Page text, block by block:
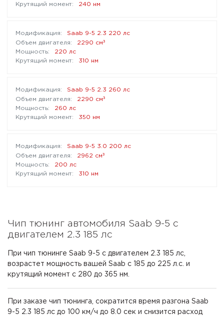
240 нм
Saab 9-5 2.3 220 лс
2290 см³
220 лс
310 нм
Saab 9-5 2.3 260 лс
2290 см³
260 лс
350 нм
Saab 9-5 3.0 200 лс
2962 см³
200 лс
310 нм
Чип тюнинг автомобиля Saab 9-5 с
двигателем 2.3 185 лс
При чип тюнинге Saab 9-5 с двигателем 2.3 185 лс,
возрастет мощность вашей Saab с 185 до 225 л.с. и
крутящий момент с 280 до 365 нм.
При заказе чип тюнинга, сократится время разгона Saab
9-5 2.3 185 лс до 100 км/ч до 8.0 сек и снизится расход